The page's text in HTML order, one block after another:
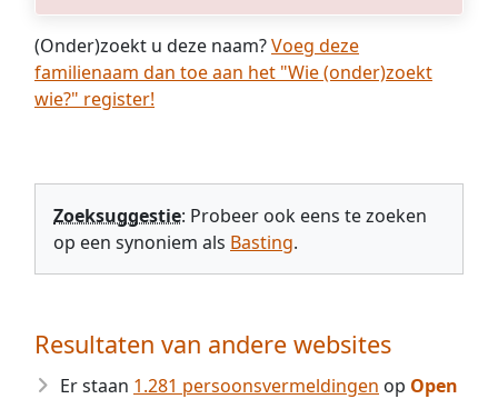
(Onder)zoekt u deze naam?Voeg deze
familienaam dan toe aan het "Wie (onder)zoekt
wie?" register!
Zoeksuggestie: Probeer ook eens te zoeken
op een synoniem als Basting.
Resultaten van andere websites
Er staan 1.281 persoonsvermeldingen op Open